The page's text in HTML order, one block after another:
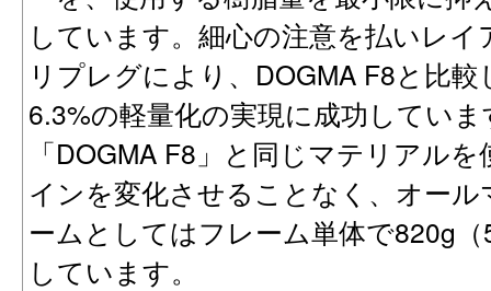
しています。細心の注意を払いレ
リプレグにより、DOGMA F8と比
6.3%の軽量化の実現に成功してい
「DOGMA F8」と同じマテリアル
インを変化させることなく、オー
ームとしてはフレーム単体で820g
しています。